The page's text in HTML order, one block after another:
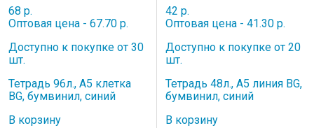
68 р.
Оптовая цена - 67.70 р.
Доступно к покупке от 30
шт.
Тетрадь 96л., А5 клетка
BG, бумвинил, синий
В корзину
42 р.
Оптовая цена - 41.30 р.
Доступно к покупке от 20
шт.
Тетрадь 48л., А5 линия BG,
бумвинил, синий
В корзину